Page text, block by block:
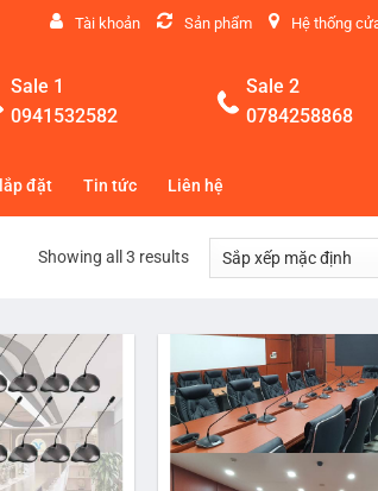
Tài khoản Sản phẩm Hệ thống
Sale 1
0941532582
Sale 2
0784258868
đặt Tin tức Liên hệ
Showing all 3 results